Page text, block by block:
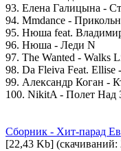
93. Елена Галицына -
94. Mmdance -
95. Нюша feat.
96. Нюша - Леди N
97. The Wanted - Walks
98. Da Fleiva Feat. Ellise
99. Александр Коган -
100. NikitA - Полет Над
Сборник - Хит-парад
[22,43 Kb] (cкачиваний: